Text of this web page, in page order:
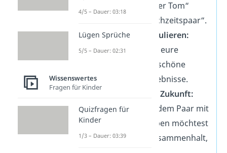
„Liebe Anna, lieber Tom“
oder „Liebes Hochzeitspaar“.
Individuell formulieren:
Nimm Bezug auf eure
Beziehung oder schöne
gemeinsame Erlebnisse.
Wünsche für die Zukunft:
Schreib, was du dem Paar mit
auf den Weg geben möchtest
— z. B. Glück, Zusammenhalt,
4/5 – Dauer: 03:18
Lügen Sprüche
5/5 – Dauer: 02:31
Wissenswertes
Fragen für Kinder
Quizfragen für
Kinder
1/3 – Dauer: 03:39